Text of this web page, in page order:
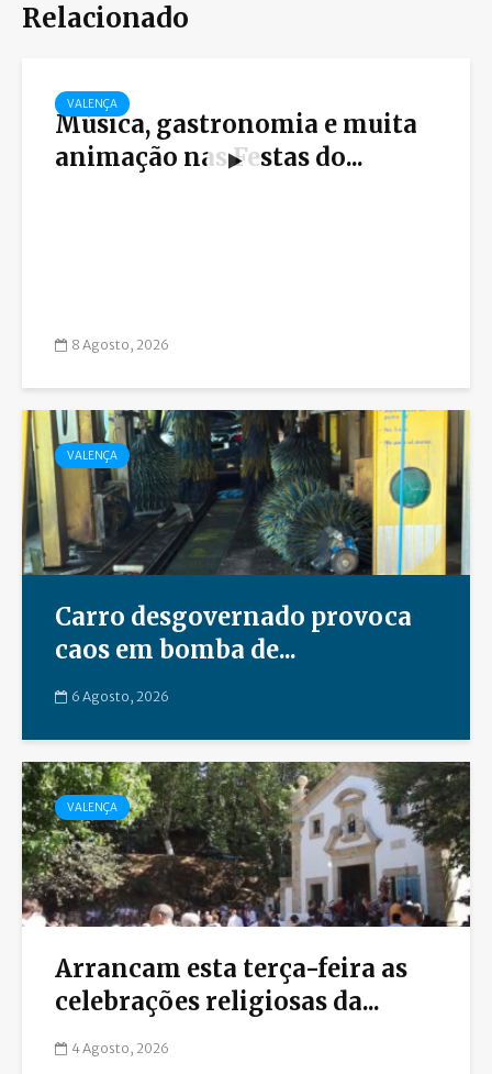
Relacionado
VALENÇA
Música, gastronomia e muita
animação nas Festas do...
8 Agosto, 2026
VALENÇA
Carro desgovernado provoca
caos em bomba de...
6 Agosto, 2026
VALENÇA
Arrancam esta terça-feira as
celebrações religiosas da...
4 Agosto, 2026